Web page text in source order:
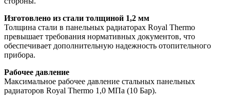
Изготовлено из стали толщиной 1,2 мм
Толщина стали в панельных радиаторах Royal Thermo
превышает требования нормативных документов, что
обеспечивает дополнительную надежность отопительного
прибора.
Рабочее давление
Максимальное рабочее давление стальных панельных
радиаторов Royal Thermo 1,0 МПа (10 Бар).